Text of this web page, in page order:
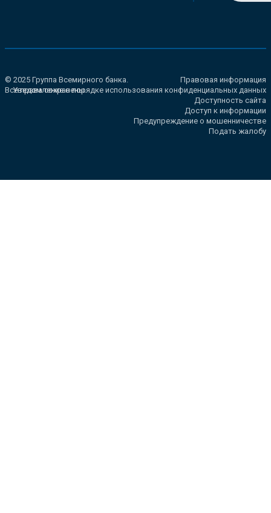
© 2025 Группа Всемирного банка.
Все права сохранены.
Правовая информация
Уведомление о порядке использования конфиденциальных данных
Доступность сайта
Доступ к информации
Предупреждение о мошенничестве
Подать жалобу